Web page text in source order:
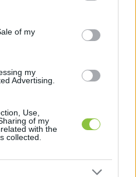
and its third-party tags to
purposes in below Google
of my
my
Advertising.
Use,
of my
with the
collected.
gyár
hogy alig